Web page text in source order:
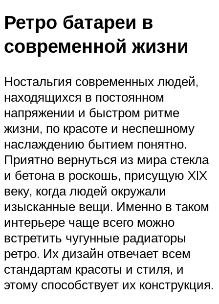
Ретро батареи в
современной жизни
Ностальгия современных людей,
находящихся в постоянном
напряжении и быстром ритме
жизни, по красоте и неспешному
наслаждению бытием понятно.
Приятно вернуться из мира стекла
и бетона в роскошь, присущую XIX
веку, когда людей окружали
изысканные вещи. Именно в таком
интерьере чаще всего можно
встретить чугунные радиаторы
ретро. Их дизайн отвечает всем
стандартам красоты и стиля, и
этому способствует их конструкция.